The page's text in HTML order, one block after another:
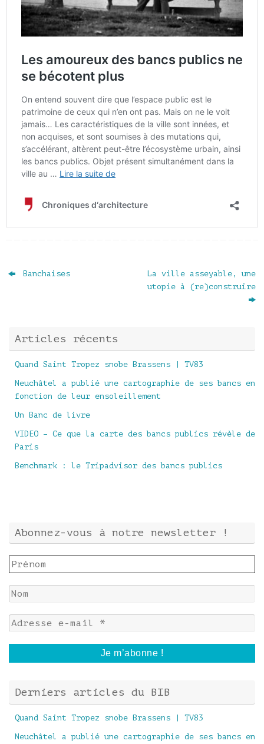
Banchaises
La ville asseyable, une
utopie à (re)construire
Articles récents
Quand Saint Tropez snobe Brassens | TV83
Neuchâtel a publié une cartographie de ses bancs en
fonction de leur ensoleillement
Un Banc de livre
VIDEO – Ce que la carte des bancs publics révèle de
Paris
Benchmark : le Tripadvisor des bancs publics
Abonnez-vous à notre newsletter !
Derniers articles du BIB
Quand Saint Tropez snobe Brassens | TV83
Neuchâtel a publié une cartographie de ses bancs en